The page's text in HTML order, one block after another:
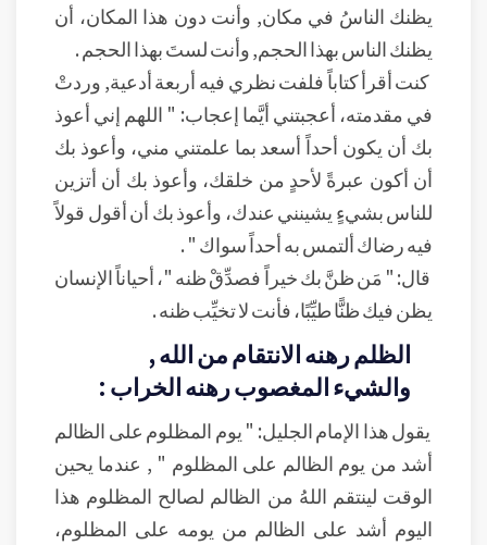
يظنك الناسُ في مكان, وأنت دون هذا المكان، أن
يظنك الناس بهذا الحجم, وأنت لستَ بهذا الحجم .
كنت أقرأ كتاباً فلفت نظري فيه أربعة أدعية, وردتْ
في مقدمته، أعجبتني أيَّما إعجاب: " اللهم إني أعوذ
بك أن يكون أحداً أسعد بما علمتني مني، وأعوذ بك
أن أكون عبرةً لأحدٍ من خلقك، وأعوذ بك أن أتزين
للناس بشيءٍ يشينني عندك، وأعوذ بك أن أقول قولاً
فيه رضاك ألتمس به أحداً سواك " .
قال: " مَن ظنَّ بك خيراً فصدِّقْ ظنه "، أحياناً الإنسان
يظن فيك ظنًّا طيِّبًا، فأنت لا تخيِّب ظنه .
الظلم رهنه الانتقام من الله ,
والشيء المغصوب رهنه الخراب :
يقول هذا الإمام الجليل: " يوم المظلوم على الظالم
أشد من يوم الظالم على المظلوم " , عندما يحين
الوقت لينتقم اللهُ من الظالم لصالح المظلوم هذا
اليوم أشد على الظالم من يومه على المظلوم،